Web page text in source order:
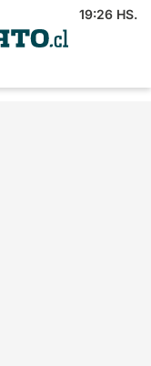
19:26 HS.